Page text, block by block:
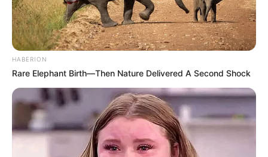
átlagvalóságtól.
Ha a finanszírozási rendszer tényleg átalakul, akkor
könnyen lehet, hogy a klubok nemcsak a fizetések
összegét, hanem azok szerkezetét is kénytelenek
lesznek újragondolni.
A kérdés egyszerű: megengedhetik-e maguknak a
klubok ugyanazt, amit az elmúlt években
HABERION
Rare Elephant Birth—Then Nature Delivered A Second Shock